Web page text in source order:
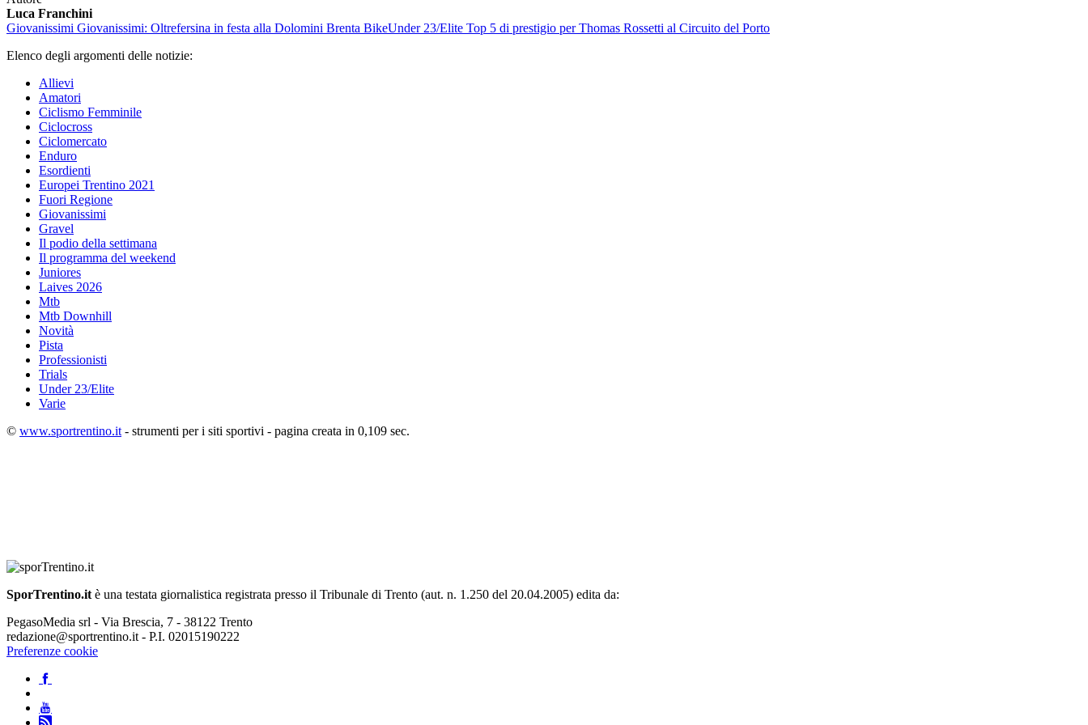
Luca Franchini
Giovanissimi Giovanissimi: Oltrefersina in festa alla Dolomini Brenta BikeUnder 23/Elite Top 5 di prestigio per Thomas Rossetti al Circuito del Porto
Elenco degli argomenti delle notizie:
Allievi
Amatori
Ciclismo Femminile
Ciclocross
Ciclomercato
Enduro
Esordienti
Europei Trentino 2021
Fuori Regione
Giovanissimi
Gravel
Il podio della settimana
Il programma del weekend
Juniores
Laives 2026
Mtb
Mtb Downhill
Novità
Pista
Professionisti
Trials
Under 23/Elite
Varie
© www.sportrentino.it - strumenti per i siti sportivi - pagina creata in 0,109 sec.
SporTrentino.it è una testata giornalistica registrata presso il Tribunale di Trento (aut. n. 1.250 del 20.04.2005) edita da:
PegasoMedia srl - Via Brescia, 7 - 38122 Trento
redazione@sportrentino.it - P.I. 02015190222
Preferenze cookie